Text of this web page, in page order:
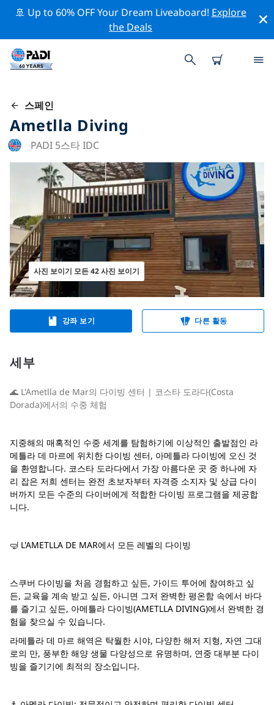
🚢 Up to 60% OFF Your Dream Liveaboard! Explore
the Deals
스페인
Ametlla Diving
PADI 5스타 IDC
사진 보이기 모든 42 사진 보이기
강좌 보기 다른 활동
세부
🌊 L'Ametlla de Mar의 다이빙 센터 | 코스타 도라다(Costa
Dorada)에서의 수중 체험
지중해의 매혹적인 수중 세계를 탐험하기에 이상적인 출발점인 라
메틀라 데 마르에 위치한 다이빙 센터, 아메틀라 다이빙에 오신 것
을 환영합니다. 코스타 도라다에서 가장 아름다운 곳 중 하나에 자
리 잡은 저희 센터는 완전 초보자부터 자격증 소지자 및 상급 다이
버까지 모든 수준의 다이버에게 적합한 다이빙 프로그램을 제공합
니다.
🤿 L'AMETLLA DE MAR에서 모든 레벨의 다이빙
스쿠버 다이빙을 처음 경험하고 싶든, 가이드 투어에 참여하고 싶
든, 교육을 계속 받고 싶든, 아니면 그저 완벽한 평온함 속에서 바다
를 즐기고 싶든, 아메틀라 다이빙(AMETLLA DIVING)에서 완벽한 경
험을 찾으실 수 있습니다.
라메틀라 데 마르 해역은 탁월한 시야, 다양한 해저 지형, 자연 그대
로의 만, 풍부한 해양 생물 다양성으로 유명하며, 연중 대부분 다이
빙을 즐기기에 최적의 장소입니다.